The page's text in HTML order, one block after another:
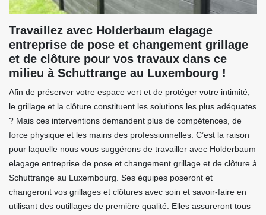
Travaillez avec Holderbaum elagage
entreprise de pose et changement grillage
et de clôture pour vos travaux dans ce
milieu à Schuttrange au Luxembourg !
Afin de préserver votre espace vert et de protéger votre intimité,
le grillage et la clôture constituent les solutions les plus adéquates
? Mais ces interventions demandent plus de compétences, de
force physique et les mains des professionnelles. C’est la raison
pour laquelle nous vous suggérons de travailler avec Holderbaum
elagage entreprise de pose et changement grillage et de clôture à
Schuttrange au Luxembourg. Ses équipes poseront et
changeront vos grillages et clôtures avec soin et savoir-faire en
utilisant des outillages de première qualité. Elles assureront tous